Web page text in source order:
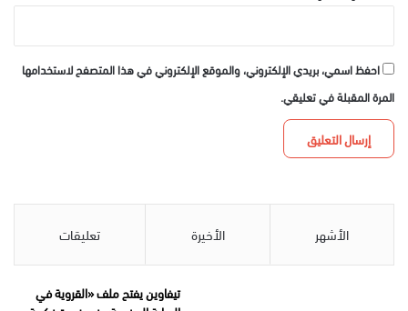
احفظ اسمي، بريدي الإلكتروني، والموقع الإلكتروني في هذا المتصفح لاستخدامها
المرة المقبلة في تعليقي.
الأشهر الأخيرة تعليقات
تيفاوين يفتح ملف «القروية في